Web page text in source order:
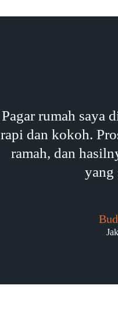
Pagar rumah saya
rapi dan kokoh.
ramah, dan
yang